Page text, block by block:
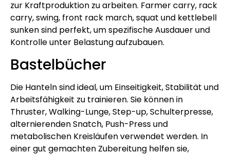
zur Kraftproduktion zu arbeiten. Farmer carry, rack
carry, swing, front rack march, squat und kettlebell
sunken sind perfekt, um spezifische Ausdauer und
Kontrolle unter Belastung aufzubauen.
Bastelbücher
Die Hanteln sind ideal, um Einseitigkeit, Stabilität und
Arbeitsfähigkeit zu trainieren. Sie können in
Thruster, Walking-Lunge, Step-up, Schulterpresse,
alternierenden Snatch, Push-Press und
metabolischen Kreisläufen verwendet werden. In
einer gut gemachten Zubereitung helfen sie,